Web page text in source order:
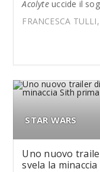
Acolyteuccide il
FRANCESCA
STAR WARS
Uno nuovo
svela la